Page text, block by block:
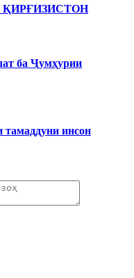
ба Ҷумҳурии
инсон